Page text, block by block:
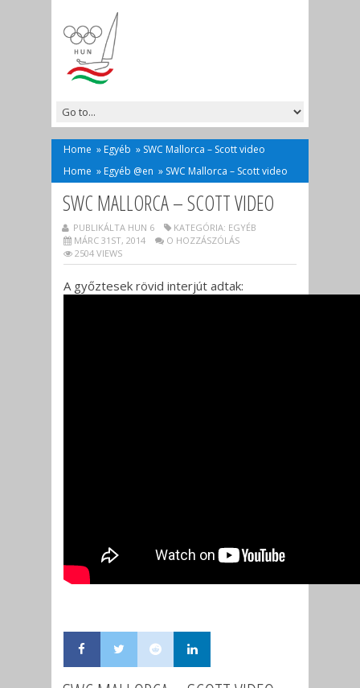
Home » Egyéb » SWC Mallorca – Scott video
Home » Egyéb @en » SWC Mallorca – Scott video
SWC MALLORCA – SCOTT VIDEO
PUBLIKÁLTA HUN 6 KATEGÓRIA: EGYÉB
MÁRC 31ST, 2014
O HOZZÁSZÓLÁS
2504 VIEWS
A győztesek rövid interjút adtak: